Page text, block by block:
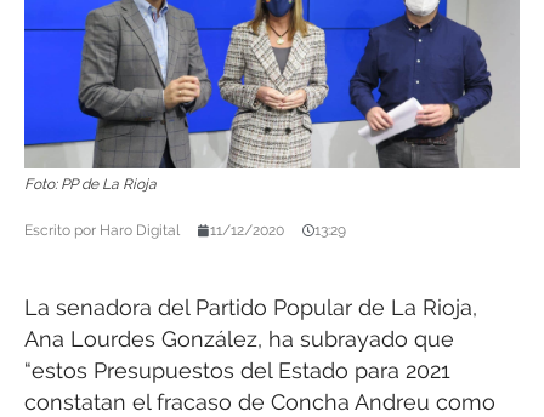
Foto: PP de La Rioja
Escrito por Haro Digital 11/12/2020 13:29
La senadora del Partido Popular de La Rioja,
Ana Lourdes González, ha subrayado que
“estos Presupuestos del Estado para 2021
constatan el fracaso de Concha Andreu como